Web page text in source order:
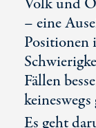
– eine
Positionen
Fällen
Es geht